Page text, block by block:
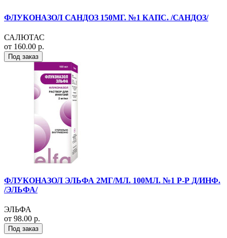
ФЛУКОНАЗОЛ САНДОЗ 150МГ. №1 КАПС. /САНДОЗ/
САЛЮТАС
от 160.00 р.
Под заказ
ФЛУКОНАЗОЛ ЭЛЬФА 2МГ/МЛ. 100МЛ. №1 Р-Р Д/ИНФ.
/ЭЛЬФА/
ЭЛЬФА
от 98.00 р.
Под заказ